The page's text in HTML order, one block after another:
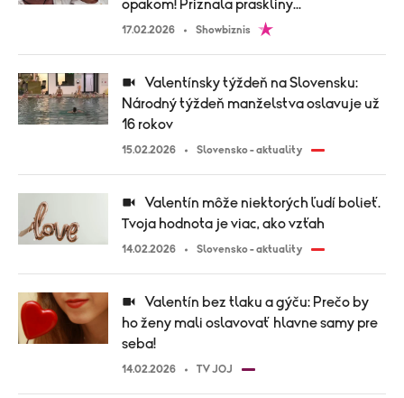
opakom! Priznala praskliny...
17.02.2026 Showbiznis
Národný týždeň manželstva oslavuje už
16 rokov
15.02.2026 Slovensko - aktuality
Tvoja hodnota je viac, ako vzťah
14.02.2026 Slovensko - aktuality
ho ženy mali oslavovať hlavne samy pre
seba!
14.02.2026 TV JOJ